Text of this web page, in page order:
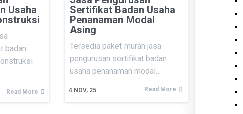
Usaha
badan
Read More
Sertifikat Badan Usaha
Penanaman Modal
Asing
4 NOV, 25
Tersedia paket murah jasa
pengurusan sertifikat badan
usaha penanaman modal…
Read More